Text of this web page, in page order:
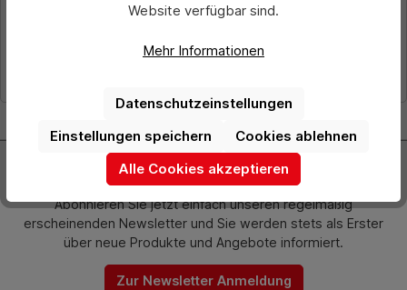
Preise exkl. MwSt. zzgl. Versandkosten
Details
Newsletter
Abonnieren Sie jetzt einfach unseren regelmäßig
erscheinenden Newsletter und Sie werden stets als Erster
über neue Produkte und Angebote informiert.
Zur Newsletter Anmeldung
Website verfügbar sind.
Mehr Informationen
Datenschutzeinstellungen
Cookies ablehnen
Einstellungen speichern
Alle Cookies akzeptieren